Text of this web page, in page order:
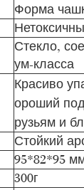
Форма
Стекло,
ум-класса
Красиво
ороший
рузьям и
Стойкий
95*82*95
300г